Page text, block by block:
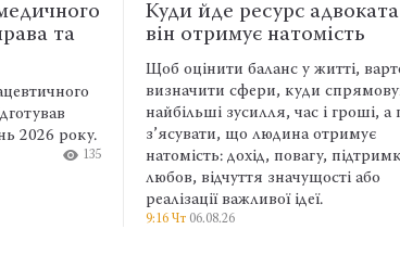
ресурс адвоката і що
натомість
баланс у житті, варто
сфери, куди спрямовуються
зусилля, час і гроші, а потім
що людина отримує
дохід, повагу, підтримку,
значущості або
189
СЗЧ й
ДБР
Під час
залишення
слідчий може
документи,
придатність до
спрямованість